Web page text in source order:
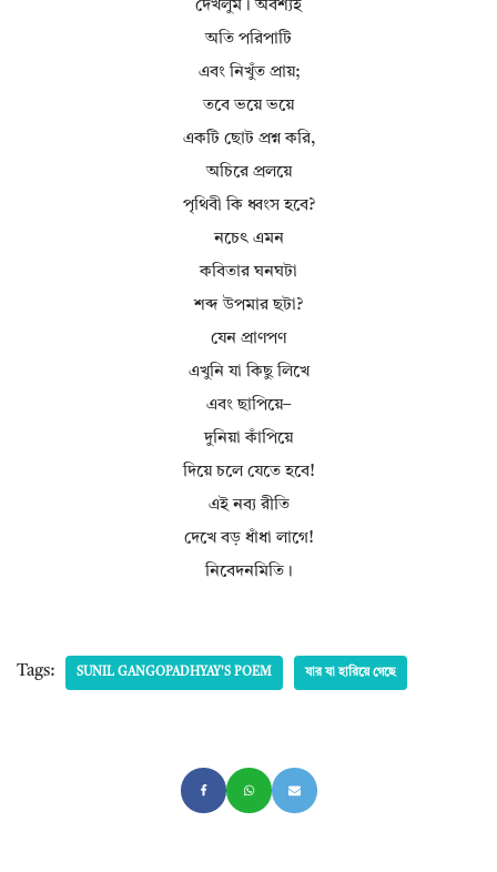
দেখলুম। অবশ্যই
অতি পরিপাটি
এবং নিখুঁত প্রায়;
তবে ভয়ে ভয়ে
একটি ছোট প্রশ্ন করি,
অচিরে প্রলয়ে
পৃথিবী কি ধ্বংস হবে?
নচেৎ এমন
কবিতার ঘনঘটা
শব্দ উপমার ছটা?
যেন প্রাণপণ
এখুনি যা কিছু লিখে
এবং ছাপিয়ে–
দুনিয়া কাঁপিয়ে
দিয়ে চলে যেতে হবে!
এই নব্য রীতি
দেখে বড় ধাঁধা লাগে!
নিবেদনমিতি।
Tags: SUNIL GANGOPADHYAY'S POEM যার যা হারিয়ে গেছে